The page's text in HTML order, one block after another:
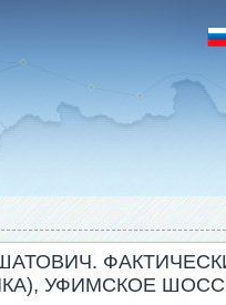
УФИМСКОЕ